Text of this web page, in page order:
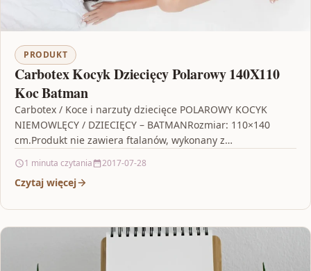
PRODUKT
Carbotex Kocyk Dziecięcy Polarowy 140X110
Koc Batman
Carbotex / Koce i narzuty dziecięce POLAROWY KOCYK
NIEMOWLĘCY / DZIECIĘCY – BATMANRozmiar: 110×140
cm.Produkt nie zawiera ftalanów, wykonany z
1 minuta czytania 2017-07-28
Czytaj więcej